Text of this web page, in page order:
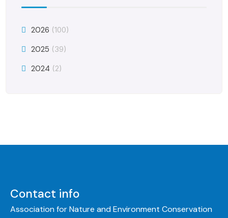
2026 (100)
2025 (39)
2024 (2)
Contact info
Association for Nature and Environment Conservation